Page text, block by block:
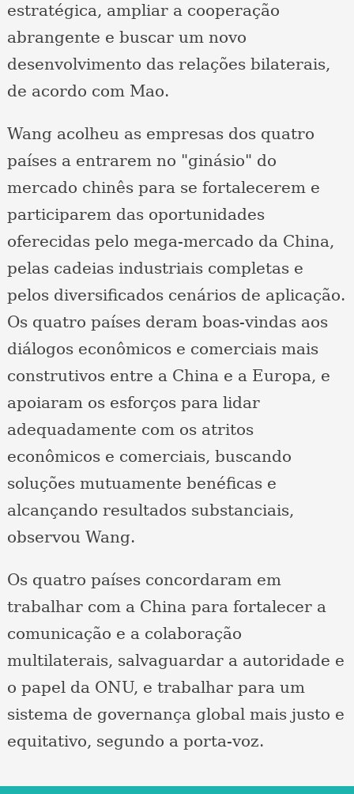
estratégica, ampliar a cooperação
abrangente e buscar um novo
desenvolvimento das relações bilaterais,
de acordo com Mao.
Wang acolheu as empresas dos quatro
países a entrarem no "ginásio" do
mercado chinês para se fortalecerem e
participarem das oportunidades
oferecidas pelo mega-mercado da China,
pelas cadeias industriais completas e
pelos diversificados cenários de aplicação.
Os quatro países deram boas-vindas aos
diálogos econômicos e comerciais mais
construtivos entre a China e a Europa, e
apoiaram os esforços para lidar
adequadamente com os atritos
econômicos e comerciais, buscando
soluções mutuamente benéficas e
alcançando resultados substanciais,
observou Wang.
Os quatro países concordaram em
trabalhar com a China para fortalecer a
comunicação e a colaboração
multilaterais, salvaguardar a autoridade e
o papel da ONU, e trabalhar para um
sistema de governança global mais justo e
equitativo, segundo a porta-voz.